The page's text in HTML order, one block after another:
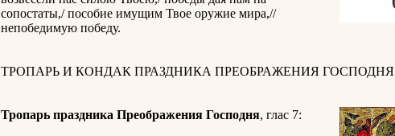
сопостаты,/ пособие имущим Твое оружие мира,//
непобедимую победу.
ТРОПАРЬ И КОНДАК ПРАЗДНИКА ПРЕОБРАЖЕНИЯ
Тропарь праздника Преображения Господня, глас 7: